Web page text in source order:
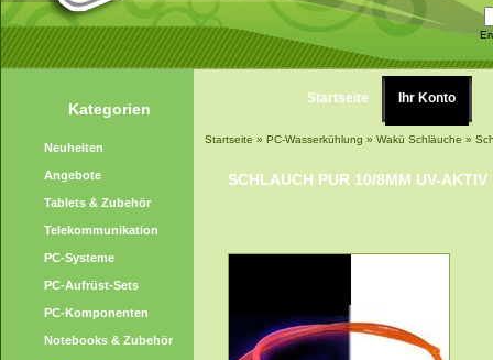
Kategorien
Neuheiten
Angebote
Tablets & Zubehör
Telekommunikation
PC-Systeme
PC-Aufrüst-Sets
PC-Komponenten
Notebooks & Zubehör
Startseite Ihr Konto
Startseite » PC-Wasserkühlung » Wakü Schläuche »
SCHLAUCH PUR 10/8MM UV-AKTIV